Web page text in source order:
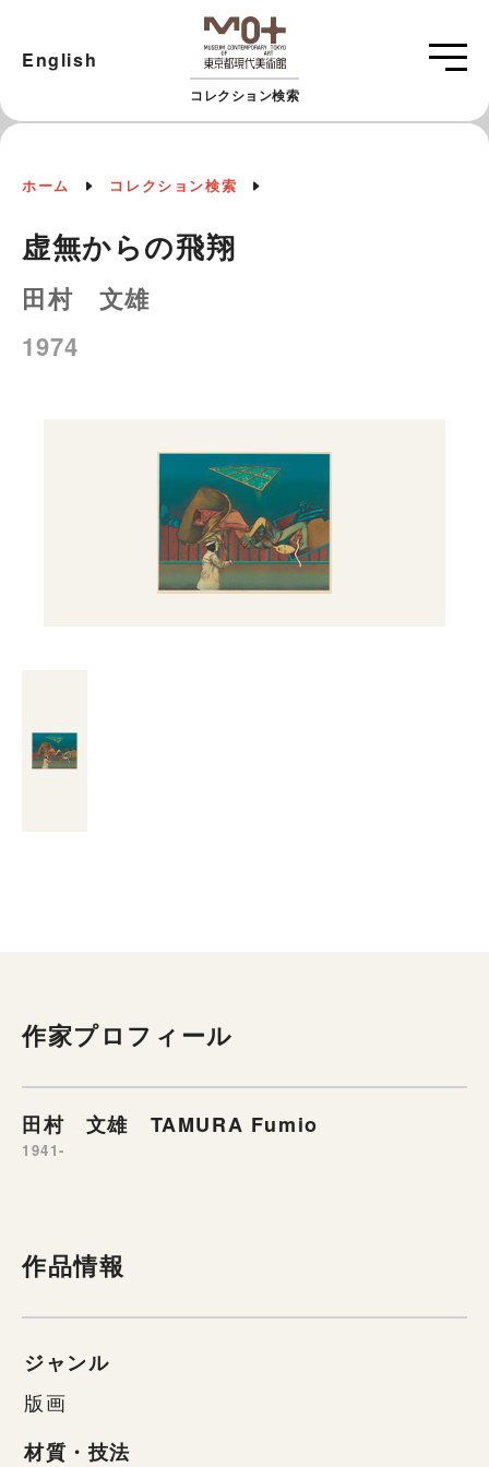
コレクション検索
English
ホーム コレクション検索
虚無からの飛翔
田村 文雄
1974
作家プロフィール
田村 文雄 TAMURA Fumio
1941-
作品情報
ジャンル
版画
材質・技法